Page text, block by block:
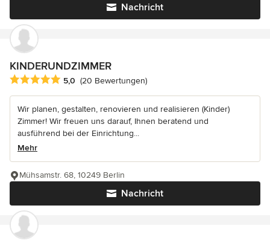
Nachricht
KINDERUNDZIMMER
Durchschnittliche Bewertung: 5 von 5 Sternen
5,0 (20 Bewertungen)
Wir planen, gestalten, renovieren und realisieren (Kinder)
Zimmer! Wir freuen uns darauf, Ihnen beratend und
ausführend bei der Einrichtung...
Mehr
Nachricht
Mühsamstr. 68, 10249 Berlin